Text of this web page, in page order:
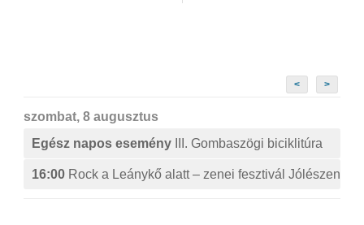
< >
szombat, 8 augusztus
Egész napos esemény
III. Gombaszögi biciklitúra
16:00 Rock a Leánykő alatt – zenei fesztivál Jólészen